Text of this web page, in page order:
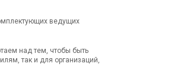
ведущих
над тем, чтобы быть
так и для организаций,